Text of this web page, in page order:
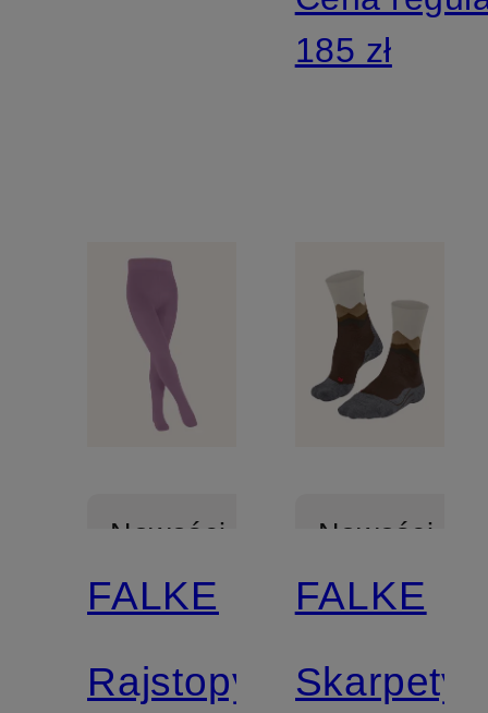
pary
185 zł
Nowości
FALKE
Rajstopy
Nowości
FALKE
Skarpety